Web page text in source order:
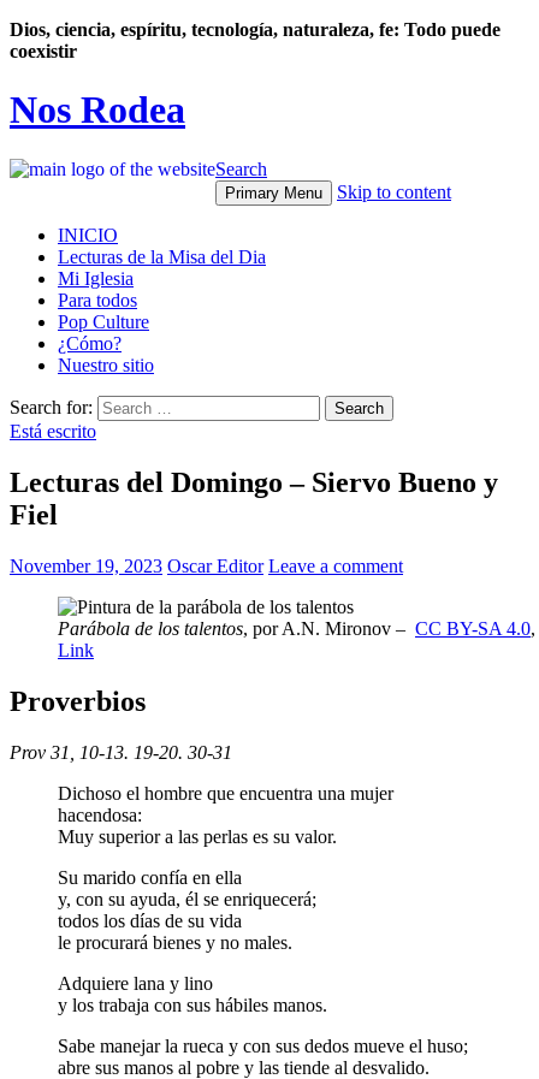
Dios, ciencia, espíritu, tecnología, naturaleza, fe: Todo puede
coexistir
Nos Rodea
Search
Primary Menu Skip to content
INICIO
Lecturas de la Misa del Dia
Mi Iglesia
Para todos
Pop Culture
¿Cómo?
Nuestro sitio
Search for:
Está escrito
Lecturas del Domingo – Siervo Bueno y
Fiel
November 19, 2023 Oscar Editor Leave a comment
Parábola de los talentos, por A.N. Mironov – CC BY-SA 4.0,
Link
Proverbios
Prov 31, 10-13. 19-20. 30-31
Dichoso el hombre que encuentra una mujer
hacendosa:
Muy superior a las perlas es su valor.
Su marido confía en ella
y, con su ayuda, él se enriquecerá;
todos los días de su vida
le procurará bienes y no males.
Adquiere lana y lino
y los trabaja con sus hábiles manos.
Sabe manejar la rueca y con sus dedos mueve el huso;
abre sus manos al pobre y las tiende al desvalido.